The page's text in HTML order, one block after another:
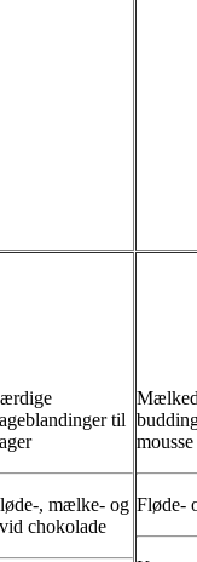
til
, mælke- og
chokolade
Fløde-